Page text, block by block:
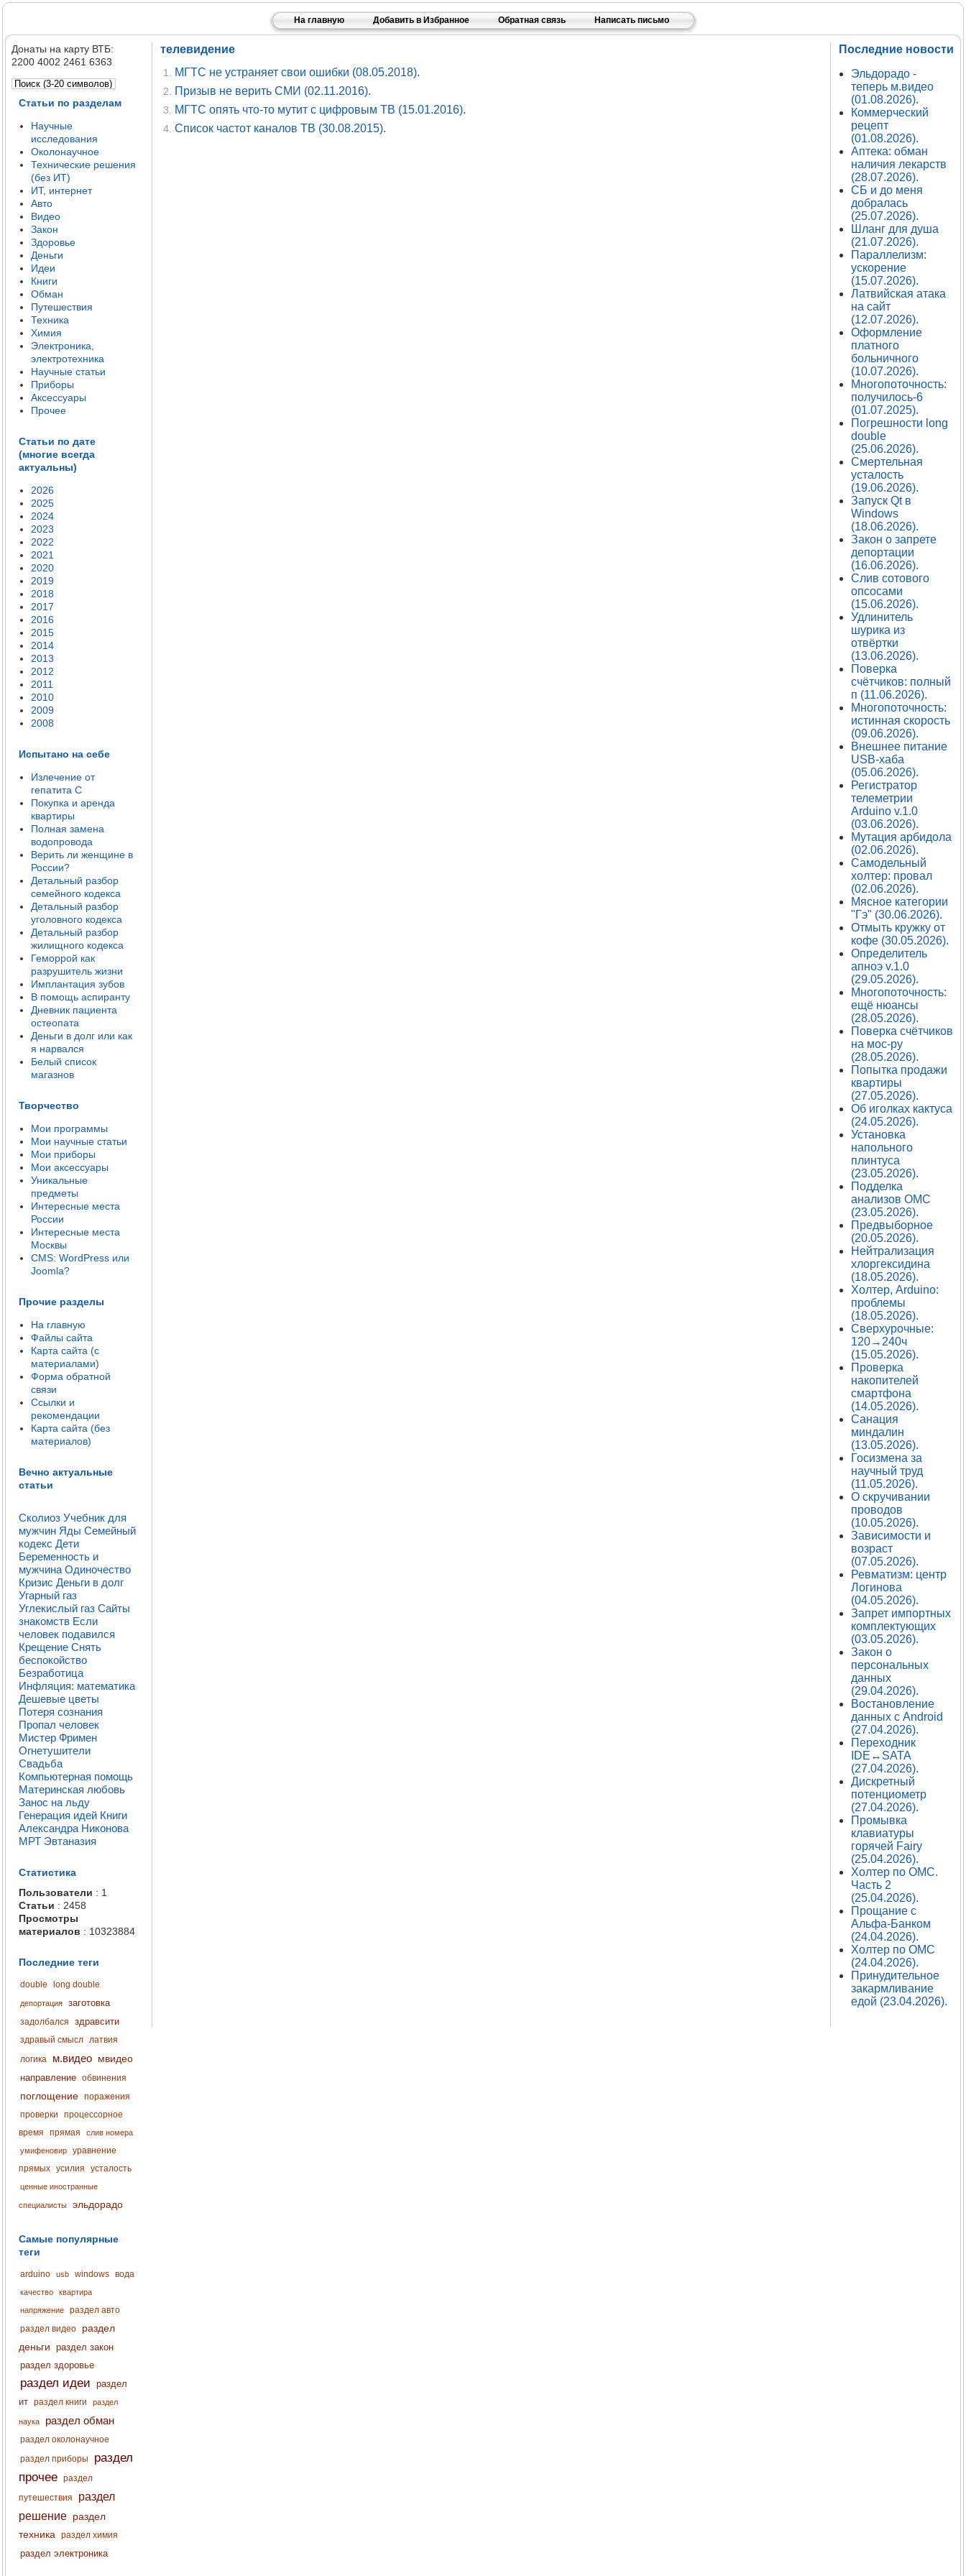
На главную Добавить в Избранное Обратная связь Написать письмо
Донаты на карту ВТБ:
2200 4002 2461 6363
Статьи по разделам
Научные
исследования
Околонаучное
Технические решения
(без ИТ)
ИТ, интернет
Авто
Видео
Закон
Здоровье
Деньги
Идеи
Книги
Обман
Путешествия
Техника
Химия
Электроника,
электротехника
Научные статьи
Приборы
Аксессуары
Прочее
Статьи по дате
(многие всегда
актуальны)
2026
2025
2024
2023
2022
2021
2020
2019
2018
2017
2016
2015
2014
2013
2012
2011
2010
2009
2008
Испытано на себе
Излечение от
гепатита C
Покупка и аренда
квартиры
Полная замена
водопровода
Верить ли женщине в
России?
Детальный разбор
семейного кодекса
Детальный разбор
уголовного кодекса
Детальный разбор
жилищного кодекса
Геморрой как
разрушитель жизни
Имплантация зубов
В помощь аспиранту
Дневник пациента
остеопата
Деньги в долг или как
я нарвался
Белый список
магазнов
Творчество
Мои программы
Мои научные статьи
Мои приборы
Мои аксессуары
Уникальные
предметы
Интересные места
России
Интересные места
Москвы
CMS: WordPress или
Joomla?
Прочие разделы
На главную
Файлы сайта
Карта сайта (с
материалами)
Форма обратной
связи
Ссылки и
рекомендации
Карта сайта (без
материалов)
Вечно актуальные
статьи
Сколиоз Учебник для
мужчин Яды Семейный
кодекс Дети
Беременность и
мужчина Одиночество
Кризис Деньги в долг
Угарный газ
Углекислый газ Сайты
знакомств Если
человек подавился
Крещение Снять
беспокойство
Безработица
Инфляция: математика
Дешевые цветы
Потеря сознания
Пропал человек
Мистер Фримен
Огнетушители
Свадьба
Компьютерная помощь
Материнская любовь
Занос на льду
Генерация идей Книги
Александра Никонова
МРТ Эвтаназия
Статистика
Пользователи : 1
Статьи : 2458
Просмотры
материалов : 10323884
Последние теги
double long double
депортация заготовка
задолбался здравсити
здравый смысл латвия
логика
м.видео мвидео
направление обвинения
поглощение поражения
проверки
процессорное
время
прямая слив номера
умифеновир
уравнение
прямых усилия усталость
ценные иностранные
специалисты эльдорадо
Самые популярные
теги
arduino usb windows вода
качество квартира
напряжение
раздел авто
раздел видео
раздел
деньги раздел закон
раздел здоровье
раздел идеи раздел
ит раздел книги раздел
наука раздел обман
раздел околонаучное
раздел приборы
раздел
прочее раздел
путешествия
раздел
решение раздел
техника
раздел химия
раздел электроника
телевидение
1. МГТС не устраняет свои ошибки (08.05.2018).
2. Призыв не верить СМИ (02.11.2016).
3. МГТС опять что-то мутит с цифровым ТВ (15.01.2016).
4. Список частот каналов ТВ (30.08.2015).
Последние новости
Эльдорадо -
теперь м.видео
(01.08.2026).
Коммерческий
рецепт
(01.08.2026).
Аптека: обман
наличия лекарств
(28.07.2026).
СБ и до меня
добралась
(25.07.2026).
Шланг для душа
(21.07.2026).
Параллелизм:
ускорение
(15.07.2026).
Латвийская атака
на сайт
(12.07.2026).
Оформление
платного
больничного
(10.07.2026).
Многопоточность:
получилось-6
(01.07.2025).
Погрешности long
double
(25.06.2026).
Смертельная
усталость
(19.06.2026).
Запуск Qt в
Windows
(18.06.2026).
Закон о запрете
депортации
(16.06.2026).
Слив сотового
опсосами
(15.06.2026).
Удлинитель
шурика из
отвёртки
(13.06.2026).
Поверка
счётчиков: полный
п (11.06.2026).
Многопоточность:
истинная скорость
(09.06.2026).
Внешнее питание
USB-хаба
(05.06.2026).
Регистратор
телеметрии
Arduino v.1.0
(03.06.2026).
Мутация арбидола
(02.06.2026).
Самодельный
холтер: провал
(02.06.2026).
Мясное категории
"Гэ" (30.06.2026).
Отмыть кружку от
кофе (30.05.2026).
Определитель
апноэ v.1.0
(29.05.2026).
Многопоточность:
ещё нюансы
(28.05.2026).
Поверка счётчиков
на мос-ру
(28.05.2026).
Попытка продажи
квартиры
(27.05.2026).
Об иголках кактуса
(24.05.2026).
Установка
напольного
плинтуса
(23.05.2026).
Подделка
анализов ОМС
(23.05.2026).
Предвыборное
(20.05.2026).
Нейтрализация
хлоргексидина
(18.05.2026).
Холтер, Arduino:
проблемы
(18.05.2026).
Сверхурочные:
120→240ч
(15.05.2026).
Проверка
накопителей
смартфона
(14.05.2026).
Санация
миндалин
(13.05.2026).
Госизмена за
научный труд
(11.05.2026).
О скручивании
проводов
(10.05.2026).
Зависимости и
возраст
(07.05.2026).
Ревматизм: центр
Логинова
(04.05.2026).
Запрет импортных
комплектующих
(03.05.2026).
Закон о
персональных
данных
(29.04.2026).
Востановление
данных с Android
(27.04.2026).
Переходник
IDE↔SATA
(27.04.2026).
Дискретный
потенциометр
(27.04.2026).
Промывка
клавиатуры
горячей Fairy
(25.04.2026).
Холтер по ОМС.
Часть 2
(25.04.2026).
Прощание с
Альфа-Банком
(24.04.2026).
Холтер по ОМС
(24.04.2026).
Принудительное
закармливание
едой (23.04.2026).